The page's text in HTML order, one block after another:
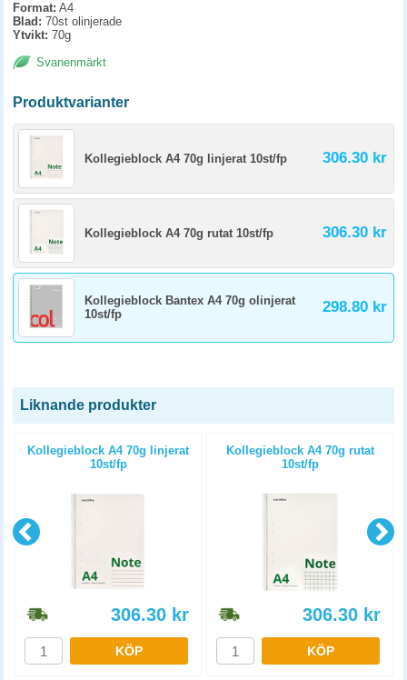
Format: A4
Blad: 70st olinjerade
Ytvikt: 70g
Svanenmärkt
Produktvarianter
Kollegieblock A4 70g linjerat 10st/fp 306.30 kr
Kollegieblock A4 70g rutat 10st/fp 306.30 kr
Kollegieblock Bantex A4 70g olinjerat
10st/fp
298.80 kr
Liknande produkter
Kollegieblock A4 70g linjerat
10st/fp
306.30 kr
KÖP
Kollegieblock A4 70g rutat
10st/fp
306.30 kr
KÖP